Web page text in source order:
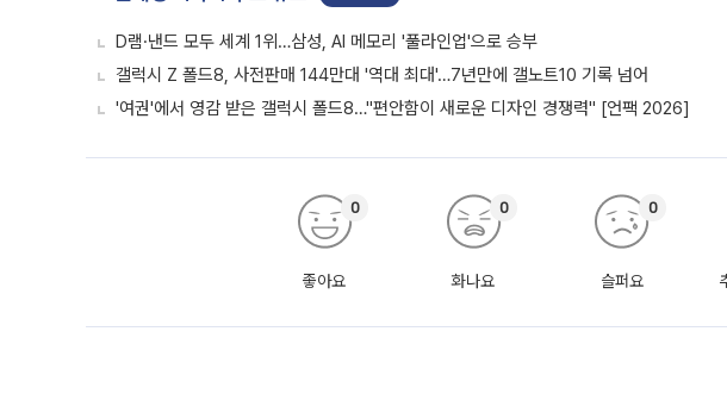
D램·낸드 모두 세계 1위…삼성, AI 메모리 '풀라인업'으로 승부
갤럭시 Z 폴드8, 사전판매 144만대 '역대 최대'…7년만에 갤노트10 기록 넘어
'여권'에서 영감 받은 갤럭시 폴드8…"편안함이 새로운 디자인 경쟁력" [언팩 2026]
좋아요
0
화나요
0
슬퍼요
0